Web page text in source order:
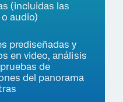
(incluidas las
audio)
prediseñadas y
en video, análisis
de
del panorama